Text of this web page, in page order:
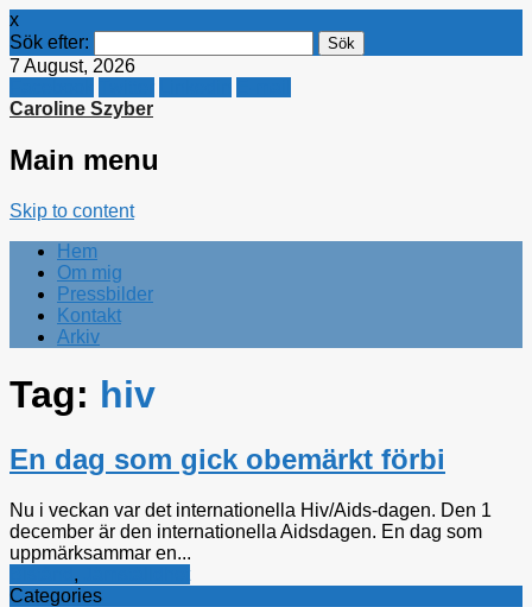
x
Sök efter:
7 August, 2026
Caroline Szyber
Main menu
Skip to content
Hem
Om mig
Pressbilder
Kontakt
Arkiv
Tag: hiv
En dag som gick obemärkt förbi
Nu i veckan var det internationella Hiv/Aids-dagen. Den 1
december är den internationella Aidsdagen. En dag som
uppmärksammar en...
,
Categories